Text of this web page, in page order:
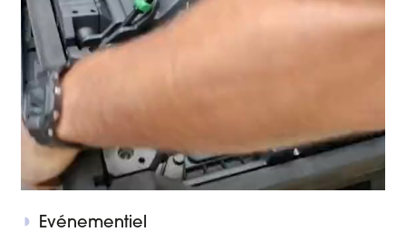
01 Accueil
02 Agence audiovisuelle
Evénementiel